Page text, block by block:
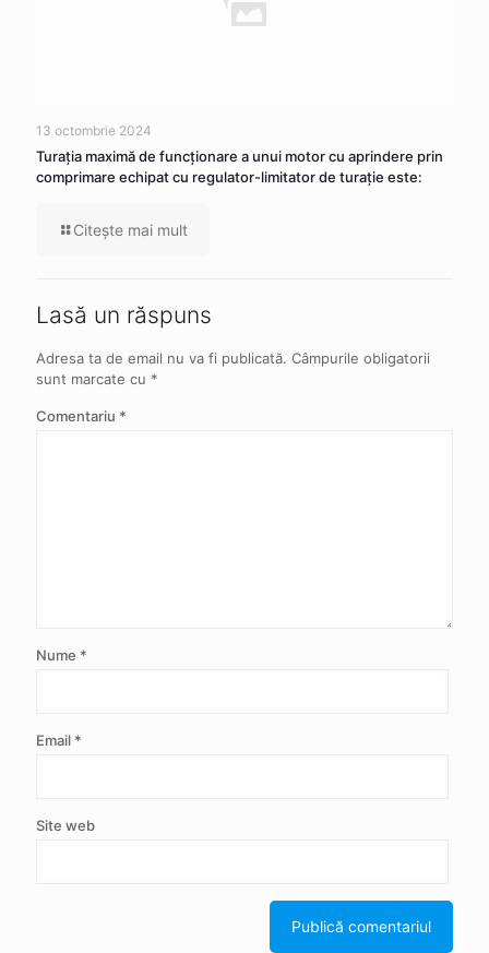
13 octombrie 2024
Turația maximă de funcționare a unui motor cu aprindere prin
comprimare echipat cu regulator-limitator de turație este:
Citeşte mai mult
Lasă un răspuns
Adresa ta de email nu va fi publicată. Câmpurile obligatorii
sunt marcate cu *
Comentariu *
Nume *
Email *
Site web